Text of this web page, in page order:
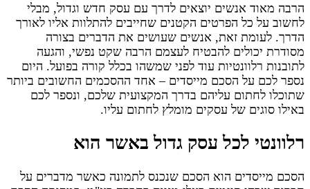
הרבה מאוד אנשים יוצאים לדרך עם עסק חדש וגדול, מבלי
לחשוב על כל הפרטים הקטנים שחייבים להתלוות אליו לאורך
הדרך. לעומת זאת, אנשים שעושים את הדברים בצורה
מסודרת יכולים להבטיח לעצמם הרבה שקט נפשי, והגעה
לתובנות רלוונטיות עוד לפני שמשהו בכלל קורה בפועל. היום
נספר לכם על הסכם מייסדים – אחד ההסכמים החשובים ביותר
שתוכלו לחתום עליהם בדרך המקצועית שלכם, ונספר לכם
באילו סוגים של עסקים מומלץ לחתום עליו.
רלוונטי לכל עסק גדול באשר הוא
הסכם מייסדים הוא הסכם שנכנס לתמונה כאשר מדברים על